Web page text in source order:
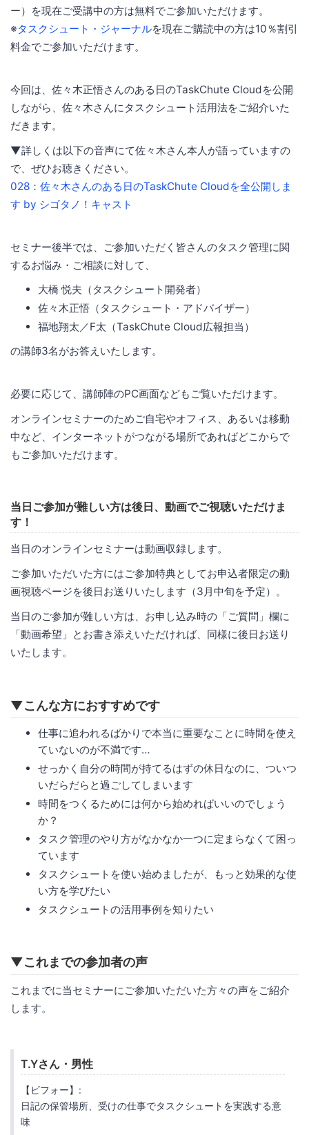
ー）を現在ご受講中の方は無料でご参加いただけます。
※タスクシュート・ジャーナルを現在ご購読中の方は10％割引
料金でご参加いただけます。
今回は、佐々木正悟さんのある日のTaskChute Cloudを公開
しながら、佐々木さんにタスクシュート活用法をご紹介いた
だきます。
▼詳しくは以下の音声にて佐々木さん本人が語っていますの
で、ぜひお聴きください。
028：佐々木さんのある日のTaskChute Cloudを全公開しま
す by シゴタノ！キャスト
セミナー後半では、ご参加いただく皆さんのタスク管理に関
するお悩み・ご相談に対して、
大橋 悦夫（タスクシュート開発者）
佐々木正悟（タスクシュート・アドバイザー）
福地翔太／F太（TaskChute Cloud広報担当）
の講師3名がお答えいたします。
必要に応じて、講師陣のPC画面などもご覧いただけます。
オンラインセミナーのためご自宅やオフィス、あるいは移動
中など、インターネットがつながる場所であればどこからで
もご参加いただけます。
当日ご参加が難しい方は後日、動画でご視聴いただけま
す！
当日のオンラインセミナーは動画収録します。
ご参加いただいた方にはご参加特典としてお申込者限定の動
画視聴ページを後日お送りいたします（3月中旬を予定）。
当日のご参加が難しい方は、お申し込み時の「ご質問」欄に
「動画希望」とお書き添えいただければ、同様に後日お送り
いたします。
▼こんな方におすすめです
仕事に追われるばかりで本当に重要なことに時間を使え
ていないのが不満です…
せっかく自分の時間が持てるはずの休日なのに、ついつ
いだらだらと過ごしてしまいます
時間をつくるためには何から始めればいいのでしょう
か？
タスク管理のやり方がなかなか一つに定まらなくて困っ
ています
タスクシュートを使い始めましたが、もっと効果的な使
い方を学びたい
タスクシュートの活用事例を知りたい
▼これまでの参加者の声
これまでに当セミナーにご参加いただいた方々の声をご紹介
します。
T.Yさん・男性
【ビフォー】:
日記の保管場所、受けの仕事でタスクシュートを実践する意
味